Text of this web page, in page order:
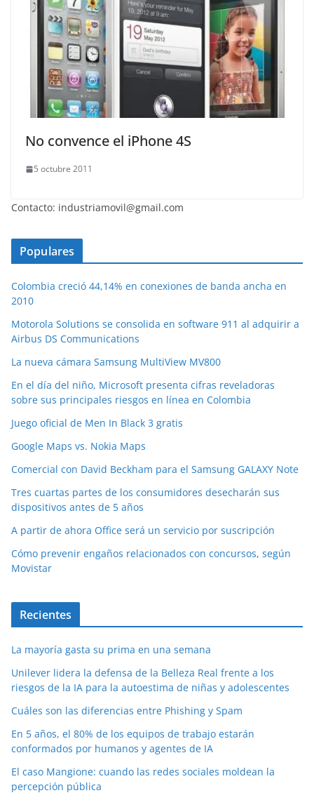
No convence el iPhone 4S
5 octubre 2011
Contacto: industriamovil@gmail.com
Populares
Colombia creció 44,14% en conexiones de banda ancha en
2010
Motorola Solutions se consolida en software 911 al adquirir a
Airbus DS Communications
La nueva cámara Samsung MultiView MV800
En el día del niño, Microsoft presenta cifras reveladoras
sobre sus principales riesgos en línea en Colombia
Juego oficial de Men In Black 3 gratis
Google Maps vs. Nokia Maps
Comercial con David Beckham para el Samsung GALAXY Note
Tres cuartas partes de los consumidores desecharán sus
dispositivos antes de 5 años
A partir de ahora Office será un servicio por suscripción
Cómo prevenir engaños relacionados con concursos, según
Movistar
Recientes
La mayoría gasta su prima en una semana
Unilever lidera la defensa de la Belleza Real frente a los
riesgos de la IA para la autoestima de niñas y adolescentes
Cuáles son las diferencias entre Phishing y Spam
En 5 años, el 80% de los equipos de trabajo estarán
conformados por humanos y agentes de IA
El caso Mangione: cuando las redes sociales moldean la
percepción pública